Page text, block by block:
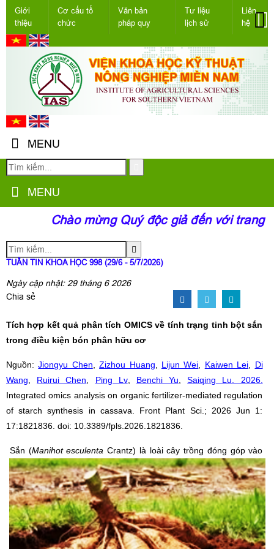
Giới
thiệu
Cơ cấu tổ
chức
Văn bản
pháp quy
Tư liệu
lịch sử
Liên
hệ
MENU
MENU
Chào mừng Quý độc giả đến với trang
TUẦN TIN KHOA HỌC 998 (29/6 - 5/7/2026)
Ngày cập nhật: 29 tháng 6 2026
Chia sẻ
Tích hợp kết quả phân tích OMICS về tính trạng tinh bột sắn
trong điều kiện bón phân hữu cơ
Nguồn:Jiongyu Chen ,Zizhou Huang Lijun Wei Kaiwen Lei
Di
Wang
Ruirui Chen Ping Lv, Benchi Yu ,Saiqing Lu . 2026.
Integrated omics analysis on organic fertilizer-mediated regulation
of starch synthesis in cassava
Front Plant Sci.;
2026 Jun 1:
17:1821836. doi: 10.3389/fpls.2026.1821836.
Sắn (Manihot esculenta Crantz) là loài cây trồng đóng góp vào